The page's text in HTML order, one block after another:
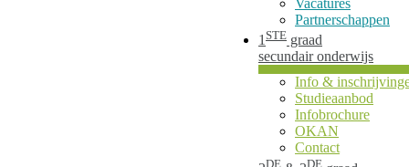
Vacatures
Partnerschappen
1 STE graad
secundair onderwijs
Info &
Studieaanbod
Infobrochure
OKAN
Contact
DE DE